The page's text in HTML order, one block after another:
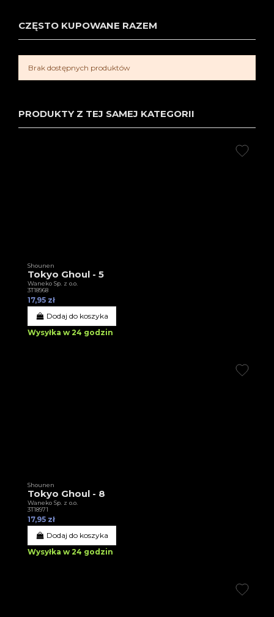
CZĘSTO KUPOWANE RAZEM
Brak dostępnych produktów
PRODUKTY Z TEJ SAMEJ KATEGORII
Shounen
Tokyo Ghoul - 5
Waneko Sp. z o.o.
3T18968
17,95 zł
Dodaj do koszyka
Wysyłka w 24 godzin
Shounen
Tokyo Ghoul - 8
Waneko Sp. z o.o.
3T18971
17,95 zł
Dodaj do koszyka
Wysyłka w 24 godzin